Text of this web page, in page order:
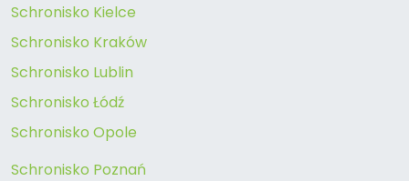
Schronisko Kielce
Schronisko Kraków
Schronisko Lublin
Schronisko Łódź
Schronisko Opole
Schronisko Poznań